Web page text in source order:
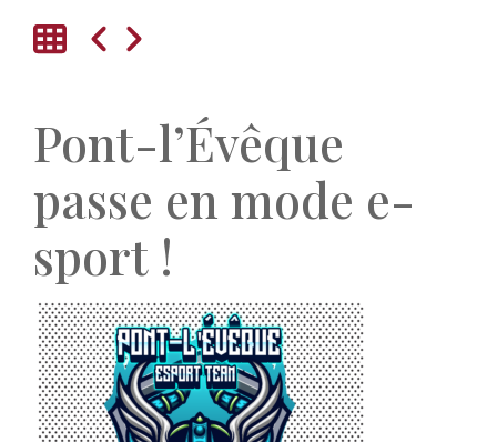
Pont-l’Évêque
passe en mode e-
sport !